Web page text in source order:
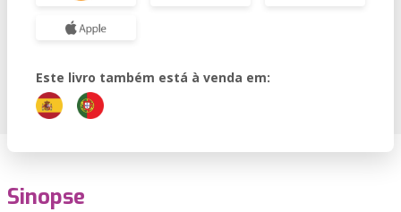
Este livro também está à venda em:
Sinopse